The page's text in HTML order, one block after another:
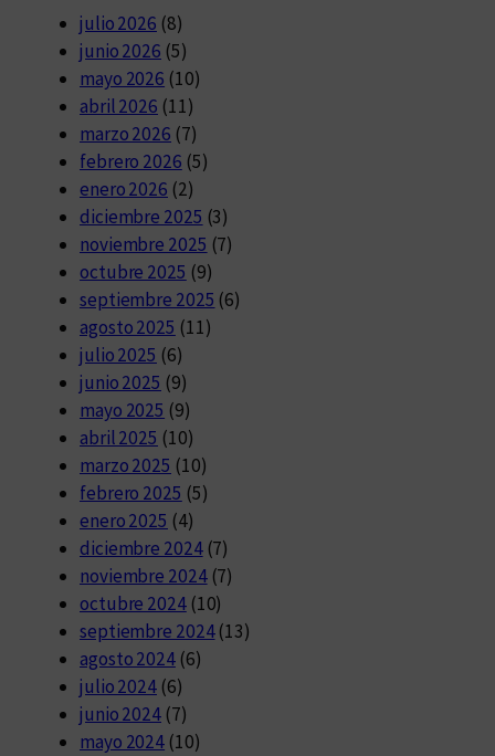
julio 2026 (8)
junio 2026 (5)
mayo 2026 (10)
abril 2026 (11)
marzo 2026 (7)
febrero 2026 (5)
enero 2026 (2)
diciembre 2025 (3)
noviembre 2025 (7)
octubre 2025 (9)
septiembre 2025 (6)
agosto 2025 (11)
julio 2025 (6)
junio 2025 (9)
mayo 2025 (9)
abril 2025 (10)
marzo 2025 (10)
febrero 2025 (5)
enero 2025 (4)
diciembre 2024(7)
noviembre 2024(7)
octubre 2024(10)
septiembre 2024(13)
agosto 2024(6)
julio 2024 (6)
junio 2024 (7)
mayo 2024 (10)